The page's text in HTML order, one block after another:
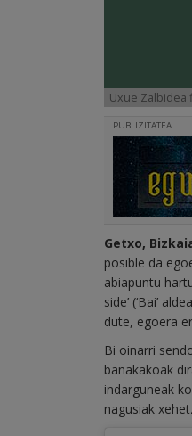
Uxue Zalbidea
PUBLIZITATEA
Getxo,
posible da
abiapuntu
side’ (‘Bai’
dute, egoera
Bi oinarri
banakakoak
indarguneak
nagusiak